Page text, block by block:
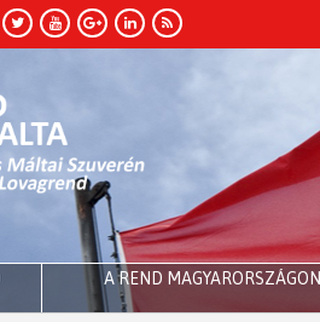
A REND MAGYARORSZÁGON